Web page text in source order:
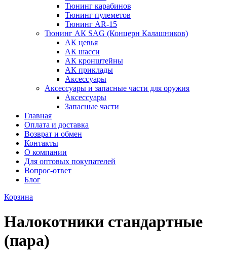
Тюнинг карабинов
Тюнинг пулеметов
Тюнинг AR-15
Тюнинг АК SAG (Концерн Калашников)
АК цевья
АК шасси
АК кронштейны
АК приклады
Аксессуары
Аксессуары и запасные части для оружия
Аксессуары
Запасные части
Главная
Оплата и доставка
Возврат и обмен
Контакты
О компании
Для оптовых покупателей
Вопрос-ответ
Блог
Корзина
Налокотники стандартные
(пара)